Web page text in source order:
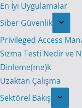
En İyi Uygulamalar
Siber Güvenlik
Privileged Access
Sızma Testi Nedir ve
Dinleme(me)k
Uzaktan Çalışma
Sektörel Bakış